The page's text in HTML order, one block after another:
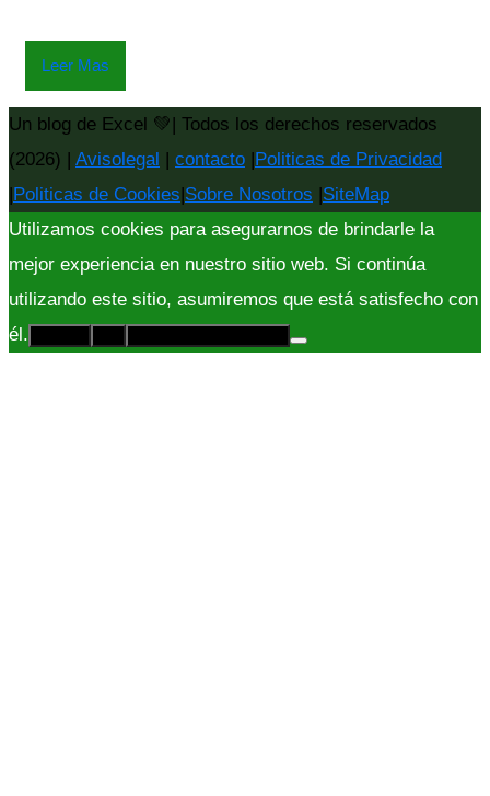
Leer Mas
Un blog de Excel 💚| Todos los derechos reservados
(2026) | Avisolegal | contacto |Politicas de Privacidad
|Politicas de Cookies|Sobre Nosotros |SiteMap
Utilizamos cookies para asegurarnos de brindarle la
mejor experiencia en nuestro sitio web. Si continúa
utilizando este sitio, asumiremos que está satisfecho con
él.